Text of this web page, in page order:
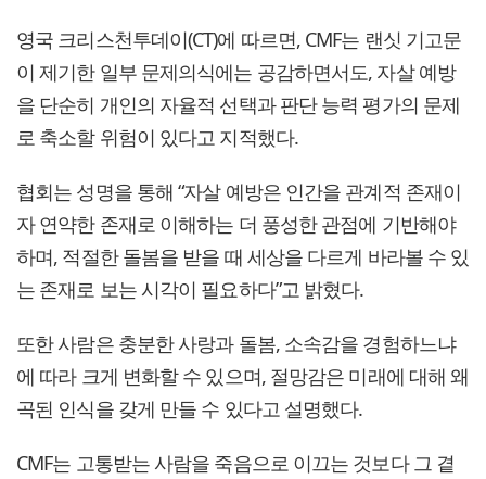
영국 크리스천투데이(CT)에 따르면, CMF는 랜싯 기고문
이 제기한 일부 문제의식에는 공감하면서도, 자살 예방
을 단순히 개인의 자율적 선택과 판단 능력 평가의 문제
로 축소할 위험이 있다고 지적했다.
협회는 성명을 통해 “자살 예방은 인간을 관계적 존재이
자 연약한 존재로 이해하는 더 풍성한 관점에 기반해야
하며, 적절한 돌봄을 받을 때 세상을 다르게 바라볼 수 있
는 존재로 보는 시각이 필요하다”고 밝혔다.
또한 사람은 충분한 사랑과 돌봄, 소속감을 경험하느냐
에 따라 크게 변화할 수 있으며, 절망감은 미래에 대해 왜
곡된 인식을 갖게 만들 수 있다고 설명했다.
CMF는 고통받는 사람을 죽음으로 이끄는 것보다 그 곁